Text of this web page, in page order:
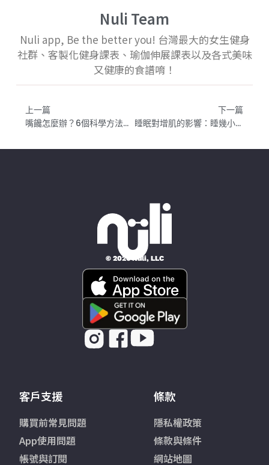
Nuli Team
Nuli app, Be the better you! 台灣最大的女生健身
社群、客製化健身課表、瑜伽伸展課表以及各式美味
又健康的食譜唷！
上一篇
嘴饞怎麼辦？6個科學方法幫你抵抗零食誘惑，不靠意志力也能減脂
下一篇
睡眠對增肌的影響：睡幾小時最好？睡不好為什麼練不長肌肉？
© 2026 Nüli, LLC
客戶支援
購買前常見問題
App使用問題
帳號與訂閱
條款
隱私權政策
條款與條件
網站地圖